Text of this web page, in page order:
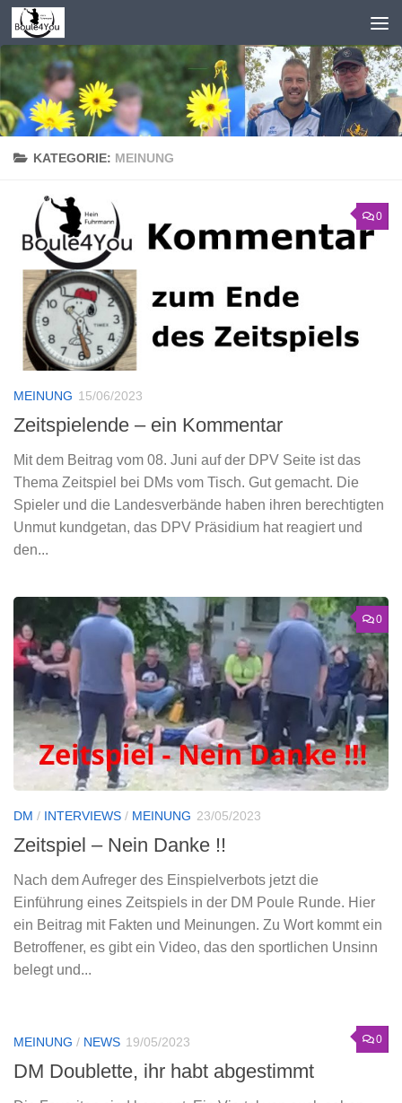
Zum Inhalt springen
KATEGORIE: MEINUNG
0
MEINUNG 15/06/2023
Zeitspielende – ein Kommentar
Mit dem Beitrag vom 08. Juni auf der DPV Seite ist das
Thema Zeitspiel bei DMs vom Tisch. Gut gemacht. Die
Spieler und die Landesverbände haben ihren berechtigten
Unmut kundgetan, das DPV Präsidium hat reagiert und
den...
0
DM / INTERVIEWS / MEINUNG 23/05/2023
Zeitspiel – Nein Danke !!
Nach dem Aufreger des Einspielverbots jetzt die
Einführung eines Zeitspiels in der DM Poule Runde. Hier
ein Beitrag mit Fakten und Meinungen. Zu Wort kommt ein
Betroffener, es gibt ein Video, das den sportlichen Unsinn
belegt und...
0
MEINUNG / NEWS 19/05/2023
DM Doublette, ihr habt abgestimmt